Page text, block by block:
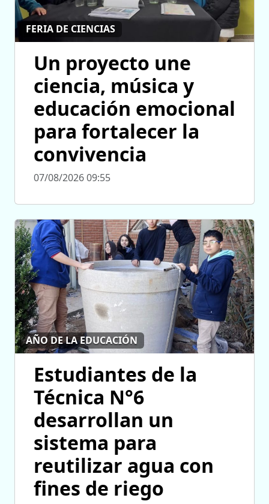
FERIA DE CIENCIAS
Un proyecto une
ciencia, música y
educación emocional
para fortalecer la
convivencia
07/08/2026 09:55
AÑO DE LA EDUCACIÓN
Estudiantes de la
Técnica N°6
desarrollan un
sistema para
reutilizar agua con
fines de riego